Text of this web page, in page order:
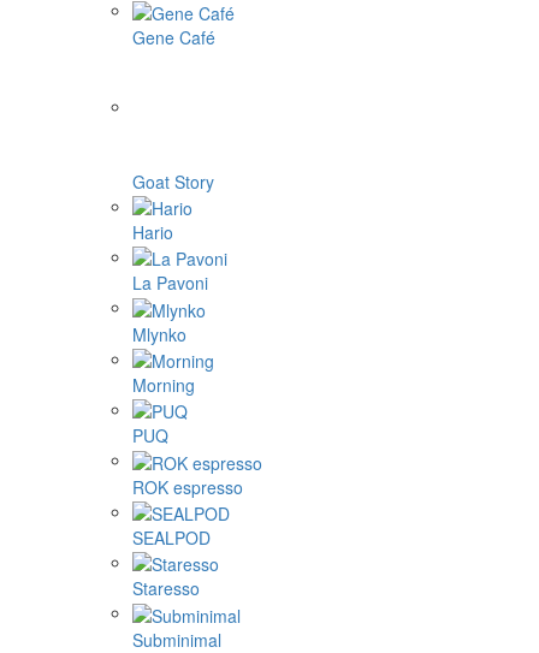
Gene Café
Goat Story
Hario
La Pavoni
Mlynko
Morning
PUQ
ROK espresso
SEALPOD
Staresso
Subminimal